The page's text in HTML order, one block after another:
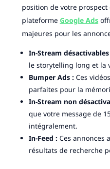
position de votre
plateforme Google Ads
majeures pour les
In-Stream
le storytelling long et la
Bumper Ads :Ces
parfaites pour la
In-Stream non
que votre message de
intégralement.
In-Feed :Ces annonces
résultats de recherche